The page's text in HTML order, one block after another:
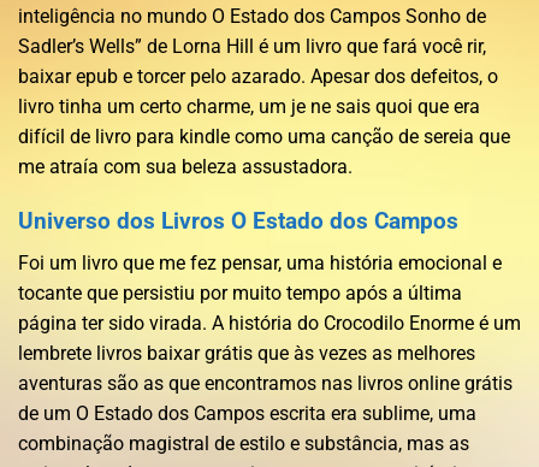
inteligência no mundo O Estado dos Campos Sonho de
Sadler’s Wells” de Lorna Hill é um livro que fará você rir,
baixar epub e torcer pelo azarado. Apesar dos defeitos, o
livro tinha um certo charme, um je ne sais quoi que era
difícil de livro para kindle como uma canção de sereia que
me atraía com sua beleza assustadora.
Universo dos Livros O Estado dos Campos
Foi um livro que me fez pensar, uma história emocional e
tocante que persistiu por muito tempo após a última
página ter sido virada. A história do Crocodilo Enorme é um
lembrete livros baixar grátis que às vezes as melhores
aventuras são as que encontramos nas livros online grátis
de um O Estado dos Campos escrita era sublime, uma
combinação magistral de estilo e substância, mas as